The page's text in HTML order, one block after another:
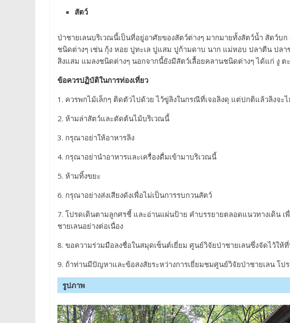
สัตว์
ป่าชายเลนบริเวณนี้เป็นที่อยู่อาศัยของสัตว์ต่างๆ มากมายทั้งสัตว์น้ำ สัตว์
ชนิดต่างๆ เช่น กุ้ง หอย ปูทะเล ปูแสม ปูก้ามดาบ นาก แม่หอบ ปลาตีน ปล
สิงแสม แมลงชนิดต่างๆ นอกจากนี้ยังมีสัตว์เลื้อยคลานชนิดต่างๆ ได้แก่ งู ต
ข้อควรปฏิบัติในการท่องเที่ยว
1. ควรพกไม้เล็กๆ ติดตัวไปด้วย ไว้ขู่ลิงในกรณีที่เจอลิงดุ แต่ปกติแล้วลิงจะไ
2. ห้ามล่าสัตว์และตัดต้นไม้บริเวณนี้
3. กรุณาอย่าให้อาหารลิง
4. กรุณาอย่านำอาหารและเครื่องดื่มเข้ามาบริเวณนี้
5. ห้ามทิ้งขยะ
6. กรุณาอย่างส่งเสียงดังเพื่อไม่เป็นการรบกวนสัตว์
7. โปรดเดินตามลูกศรชี้ และอ่านแผ่นป้าย คำบรรยายตลอดแนวทางเดิน เ
ชายเลนอย่างต่อเนื่อง
8. ขอความร่วมมือลงชื่อในสมุดเซ็นต์เยี่ยม ศูนย์วิจัยป่าชายเลนซึ่งจัดไว้ให้
9. ถ้าท่านมีปัญหาและข้อสงสัยระหว่างการเยี่ยมชมศูนย์วิจัยป่าชายเลน โป
รูปภาพ